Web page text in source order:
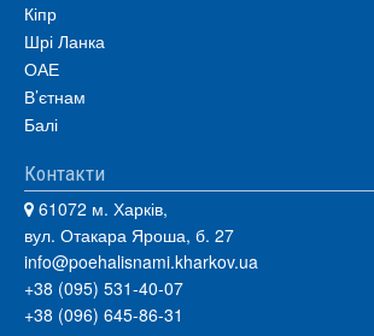
Кіпр
Шрі Ланка
ОАЕ
В’єтнам
Балі
Контакти
61072 м. Харків,
вул. Отакара Яроша, б. 27
info@poehalisnami.kharkov.ua
+38 (095) 531-40-07
+38 (096) 645-86-31